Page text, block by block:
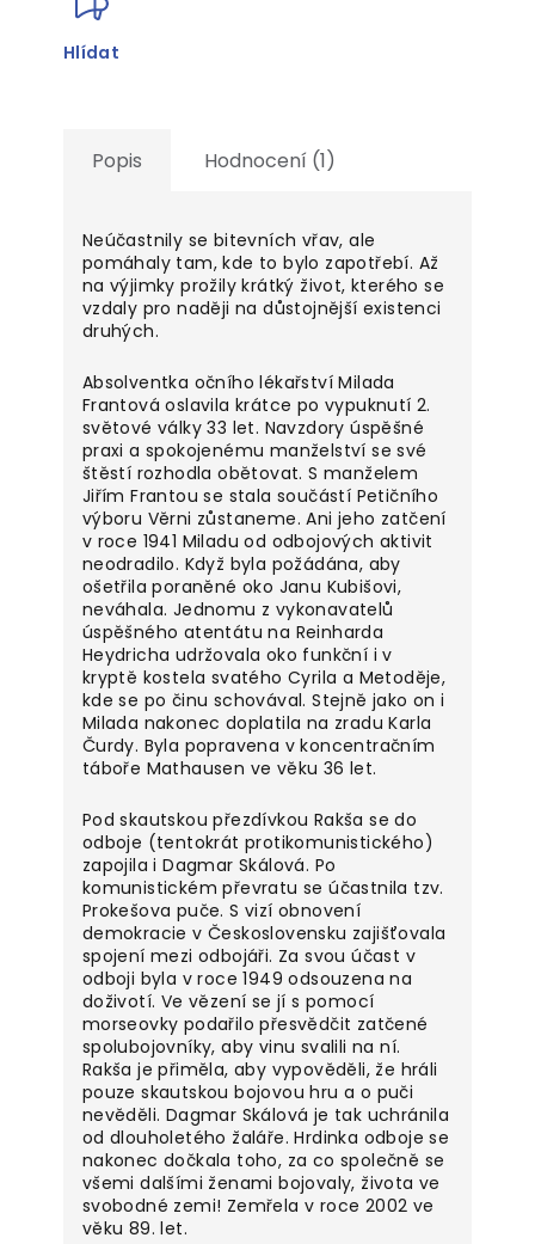
Hlídat
Popis Hodnocení (1)
Neúčastnily se bitevních vřav, ale
pomáhaly tam, kde to bylo zapotřebí. Až
na výjimky prožily krátký život, kterého se
vzdaly pro naději na důstojnější existenci
druhých.
Absolventka očního lékařství Milada
Frantová oslavila krátce po vypuknutí 2.
světové války 33 let. Navzdory úspěšné
praxi a spokojenému manželství se své
štěstí rozhodla obětovat. S manželem
Jiřím Frantou se stala součástí Petičního
výboru Věrni zůstaneme. Ani jeho zatčení
v roce 1941 Miladu od odbojových aktivit
neodradilo. Když byla požádána, aby
ošetřila poraněné oko Janu Kubišovi,
neváhala. Jednomu z vykonavatelů
úspěšného atentátu na Reinharda
Heydricha udržovala oko funkční i v
kryptě kostela svatého Cyrila a Metoděje,
kde se po činu schovával. Stejně jako on i
Milada nakonec doplatila na zradu Karla
Čurdy. Byla popravena v koncentračním
táboře Mathausen ve věku 36 let.
Pod skautskou přezdívkou Rakša se do
odboje (tentokrát protikomunistického)
zapojila i Dagmar Skálová. Po
komunistickém převratu se účastnila tzv.
Prokešova puče. S vizí obnovení
demokracie v Československu zajišťovala
spojení mezi odbojáři. Za svou účast v
odboji byla v roce 1949 odsouzena na
doživotí. Ve vězení se jí s pomocí
morseovky podařilo přesvědčit zatčené
spolubojovníky, aby vinu svalili na ní.
Rakša je přiměla, aby vypověděli, že hráli
pouze skautskou bojovou hru a o puči
nevěděli. Dagmar Skálová je tak uchránila
od dlouholetého žaláře. Hrdinka odboje se
nakonec dočkala toho, za co společně se
všemi dalšími ženami bojovaly, života ve
svobodné zemi! Zemřela v roce 2002 ve
věku 89. let.